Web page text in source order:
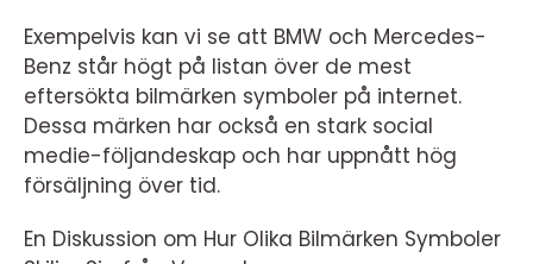
Exempelvis kan vi se att BMW och Mercedes-
Benz står högt på listan över de mest
eftersökta bilmärken symboler på internet.
Dessa märken har också en stark social
medie-följandeskap och har uppnått hög
försäljning över tid.
En Diskussion om Hur Olika Bilmärken Symboler